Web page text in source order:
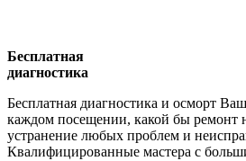
Бесплатная
диагностика
Бесплатная диагностика и осморт
каждом посещении, какой бы ремонт
устранение любых проблем и
Квалифицированные мастера с